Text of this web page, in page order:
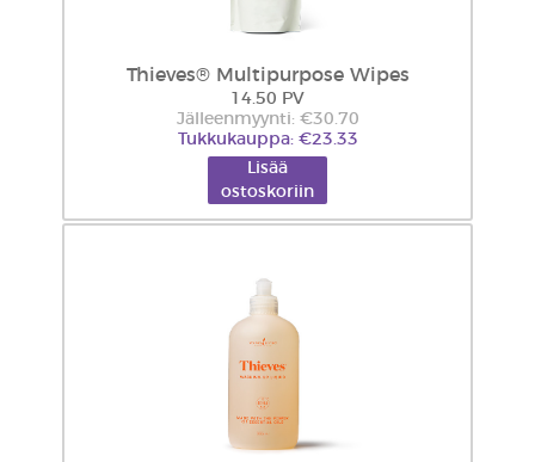
Thieves® Multipurpose Wipes
14.50 PV
Jälleenmyynti: €30.70
Tukkukauppa: €23.33
Lisää
ostoskoriin